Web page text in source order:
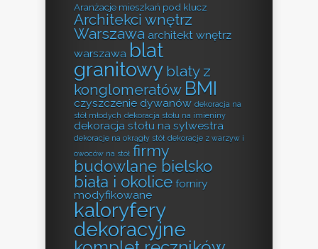
Aranżacje mieszkań pod klucz
Architekci wnętrz
Warszawa architekt wnętrz
warszawa blat
granitowy blaty z
konglomeratów BMI
czyszczenie dywanów dekoracja na
stół młodych dekoracja stołu na imieniny
dekoracja stołu na sylwestra
dekoracje na okrągły stół dekoracje z warzyw i
owoców na stół firmy
budowlane bielsko
biała i okolice forniry
modyfikowane
kaloryfery
dekoracyjne